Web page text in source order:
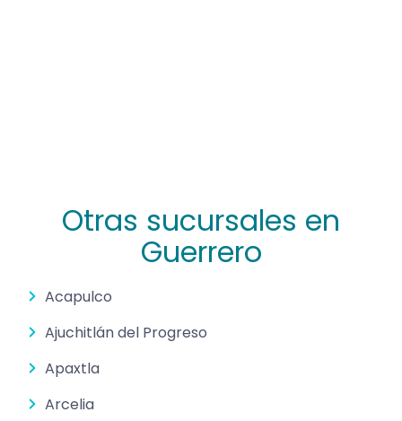
Otras sucursales en
Guerrero
Acapulco
Ajuchitlán del Progreso
Apaxtla
Arcelia